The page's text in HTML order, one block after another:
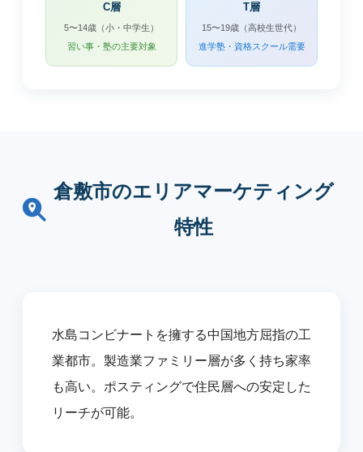
C層
5〜14歳（小・中学生）
習い事・塾の主要対象
T層
15〜19歳（高校生世代）
進学塾・資格スクール需要
倉敷市のエリアマーケティング
特性
水島コンビナートを擁する中国地方屈指の工
業都市。製造業ファミリー層が多く持ち家率
も高い。ポスティングで住民層への安定した
リーチが可能。